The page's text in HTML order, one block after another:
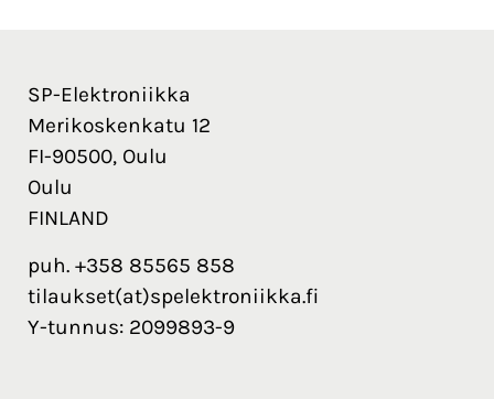
SP-Elektroniikka
Merikoskenkatu 12
FI-90500, Oulu
Oulu
FINLAND
puh. +358 85565 858
tilaukset(at)spelektroniikka.fi
Y-tunnus: 2099893-9